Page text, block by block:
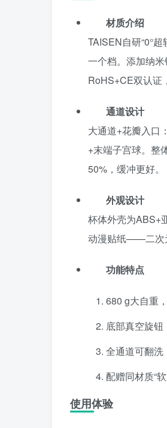
材质介绍
TAISEN自研“0°
一个档。添加纳
RoHS+CE双认证
通道设计
大通道+花瓣入口
+末端子宫球。整
50%，缓冲更好。
外观设计
杯体外壳为ABS+
动漫贴纸——二次
功能特点
680 g大自重
底部真空旋钮
全通道可翻洗
配赠同材质“
使用体验